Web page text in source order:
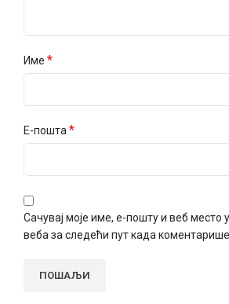
Име *
Е-пошта *
Сачувај моје име, е-пошту и веб место
веба за следећи пут када